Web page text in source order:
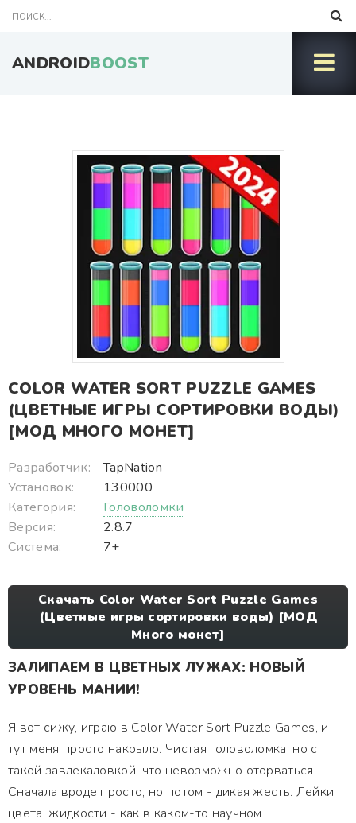
ANDROIDBOOST
COLOR WATER SORT PUZZLE GAMES
(ЦВЕТНЫЕ ИГРЫ СОРТИРОВКИ ВОДЫ)
[МОД МНОГО МОНЕТ]
Разработчик:
TapNation
Установок:
130000
Категория:
Головоломки
Версия:
2.8.7
Система:
7+
Скачать Color Water Sort Puzzle Games
(Цветные игры сортировки воды) [МОД
Много монет]
ЗАЛИПАЕМ В ЦВЕТНЫХ ЛУЖАХ: НОВЫЙ
УРОВЕНЬ МАНИИ!
Я вот сижу, играю в Color Water Sort Puzzle Games, и
тут меня просто накрыло. Чистая головоломка, но с
такой завлекаловкой, что невозможно оторваться.
Сначала вроде просто, но потом - дикая жесть. Лейки,
цвета, жидкости - как в каком-то научном